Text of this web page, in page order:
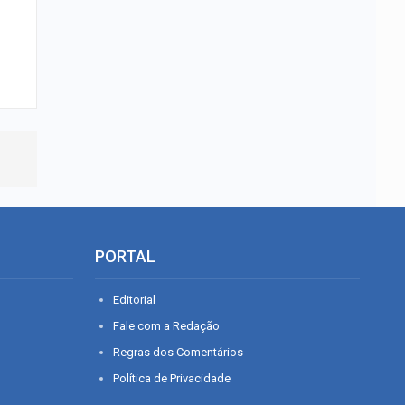
PORTAL
Editorial
Fale com a Redação
Regras dos Comentários
Política de Privacidade